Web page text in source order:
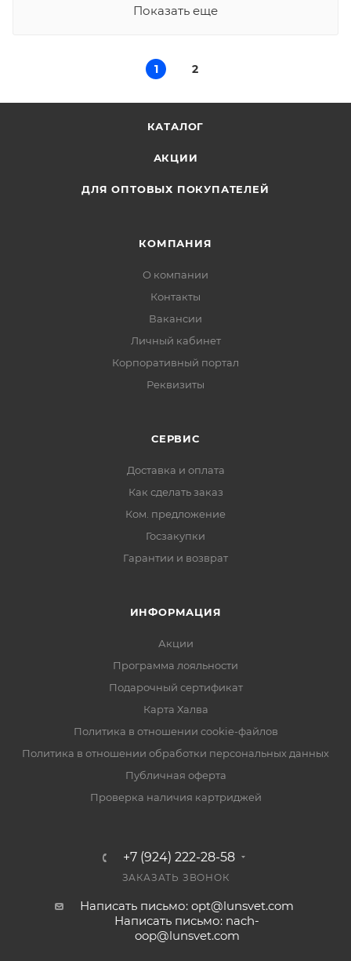
Показать еще
1 2
КАТАЛОГ
АКЦИИ
ДЛЯ ОПТОВЫХ ПОКУПАТЕЛЕЙ
КОМПАНИЯ
О компании
Контакты
Вакансии
Личный кабинет
Корпоративный портал
Реквизиты
СЕРВИС
Доставка и оплата
Как сделать заказ
Ком. предложение
Госзакупки
Гарантии и возврат
ИНФОРМАЦИЯ
Акции
Программа лояльности
Подарочный сертификат
Карта Халва
Политика в отношении cookie-файлов
Политика в отношении обработки персональных данных
Публичная оферта
Проверка наличия картриджей
+7 (924) 222-28-58
ЗАКАЗАТЬ ЗВОНОК
Написать письмо: opt@lunsvet.com
Написать письмо: nach-
oop@lunsvet.com